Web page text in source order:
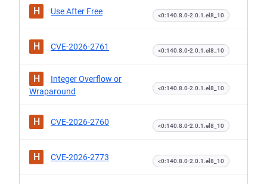
H Use After Free <0:140.8.0-2.0.1.el8_10
H CVE-2026-2761 <0:140.8.0-2.0.1.el8_10
H
Integer Overflow or
Wraparound
<0:140.8.0-2.0.1.el8_10
H CVE-2026-2760 <0:140.8.0-2.0.1.el8_10
H CVE-2026-2773 <0:140.8.0-2.0.1.el8_10